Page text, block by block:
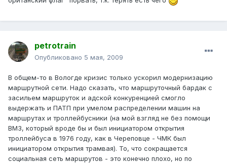
petrotrain
Опубликовано 5 мая, 2009
В общем-то в Вологде кризис только ускорил модернизацию
маршрутной сети. Надо сказать, что маршруточный бардак с
засильем маршруток и адской конкуренцией смогло
выдержать и ПАТП при умелом распределении машин на
маршрутах и троллейбусники (на мой взгляд не без помощи
ВМЗ, который вроде бы и был инициатором открытия
троллейбуса в 1976 году, как в Череповце - ЧМК был
инициатором открытия трамвая). То, что сокращается
социальная сеть маршрутов - это конечно плохо, но по